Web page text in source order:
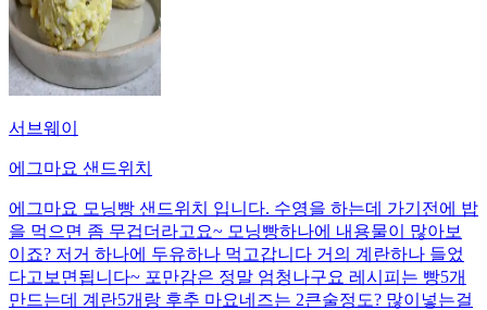
서브웨이
에그마요 샌드위치
에그마요 모닝빵 샌드위치 입니다. 수영을 하는데 가기전에 밥
을 먹으면 좀 무겁더라고요~ 모닝빵하나에 내용물이 많아보
이죠? 저거 하나에 두유하나 먹고갑니다 거의 계란하나 들었
다고보면됩니다~ 포만감은 정말 엄청나구요 레시피는 빵5개
만드는데 계란5개랑 후추 마요네즈는 2큰술정도? 많이넣는걸